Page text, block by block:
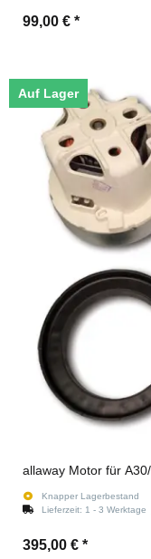
99,00 € *
Auf Lager
Knapper Lagerbestand
Lieferzeit: 1 - 3 Werktage
395,00 € *